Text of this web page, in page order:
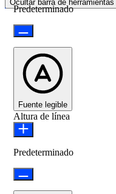
Ocultar barra de herramientas
Predeterminado
Fuente legible
Altura de línea
Predeterminado